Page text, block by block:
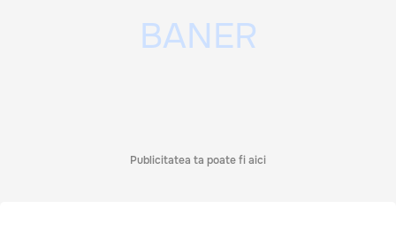
Publicitatea ta poate fi aici